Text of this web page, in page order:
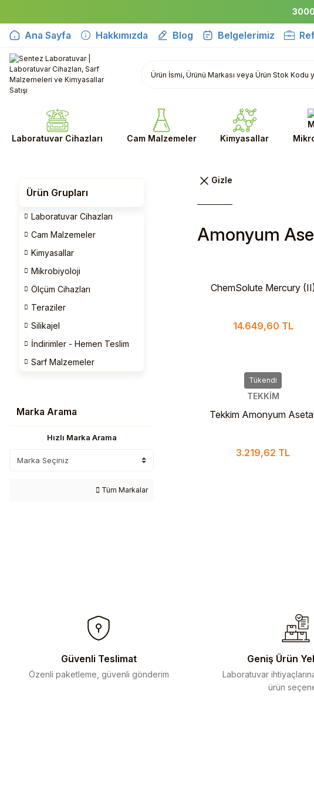
Ana Sayfa Hakkımızda Blog Belgelerimiz
Laboratuvar Cihazları Cam Malzemeler Kimyasallar
Ürün Grupları
Laboratuvar Cihazları
Cam Malzemeler
Kimyasallar
Mikrobiyoloji
Ölçüm Cihazları
Teraziler
Silikajel
İndirimler - Hemen Teslim
Sarf Malzemeler
Marka Arama
Hızlı Marka Arama
Tüm Markalar
Amonyum
ChemSolute Mercury
Sülfat 250 gr
14.649,60 TL
Tükendi
TEKKİM
Tekkim Amonyum
3.219,62 TL
Güvenli Teslimat
Özenli paketleme, güvenli gönderim
Geniş Ürün
Laboratuvar
ürün